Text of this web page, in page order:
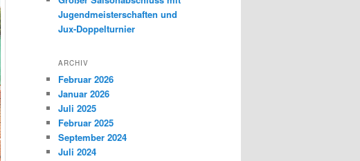
Jugendmeisterschaften und
Jux-Doppelturnier
ARCHIV
Februar 2026
Januar 2026
Juli 2025
Februar 2025
September 2024
Juli 2024